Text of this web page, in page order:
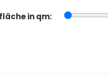
in qm: